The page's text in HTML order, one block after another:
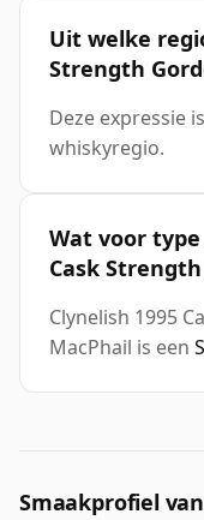
Uit welke
Strength
Deze expressie
whiskyregio.
Wat voor type
Cask
Clynelish 1995
MacPhail is een
Smaakprofiel